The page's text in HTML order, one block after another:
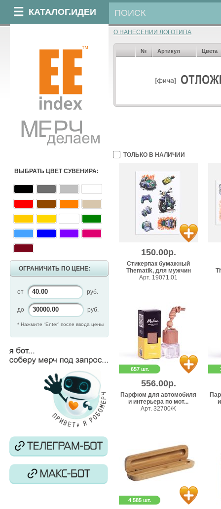
КАТАЛОГ.ИДЕИ
ВЫБРАТЬ ЦВЕТ СУВЕНИРА:
ОГРАНИЧИТЬ ПО ЦЕНЕ:
от руб.
до руб.
* Нажмите “Enter” после ввода цены
О НАНЕСЕНИИ ЛОГОТИПА
№ Артикул Цвета
ТОЛЬКО В НАЛИЧИИ
150.00р.
Стикерпак бумажный
Thematik, для мужчин
Арт. 19071.01
657 шт.
556.00р.
Парфюм для автомобиля
и интерьера по мот...
Арт. 32700/K
4 585 шт.